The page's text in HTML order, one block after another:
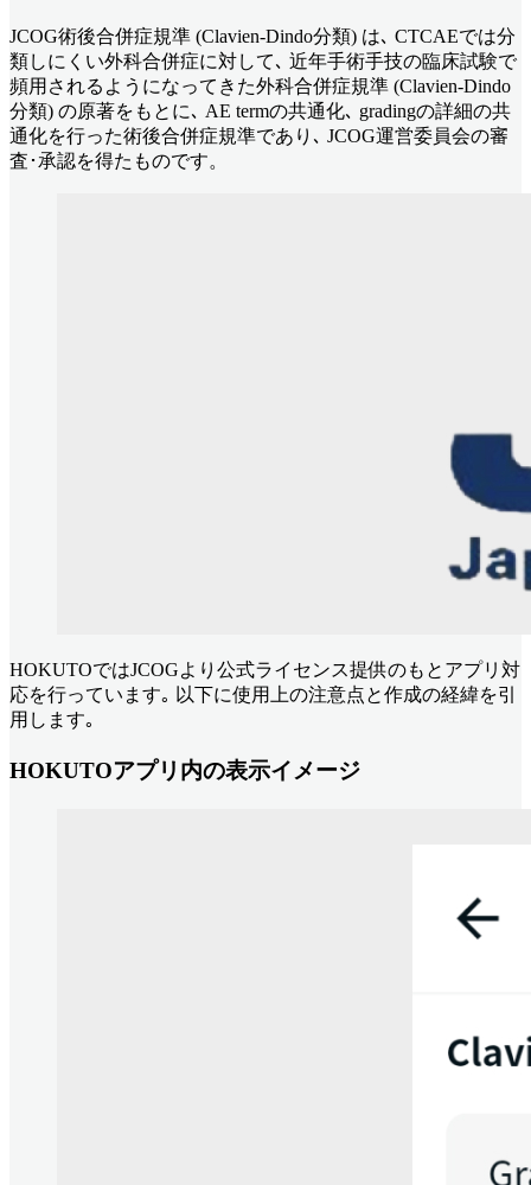
JCOG術後合併症規準 (Clavien-Dindo分類) は､ CTCAEでは分
類しにくい外科合併症に対して､ 近年手術手技の臨床試験で
頻用されるようになってきた外科合併症規準 (Clavien-Dindo
分類) の原著をもとに､ AE termの共通化､ gradingの詳細の共
通化を行った術後合併症規準であり､ JCOG運営委員会の審
査･承認を得たものです。
HOKUTOではJCOGより公式ライセンス提供のもとアプリ対
応を行っています｡ 以下に使用上の注意点と作成の経緯を引
用します｡
HOKUTOアプリ内の表示イメージ